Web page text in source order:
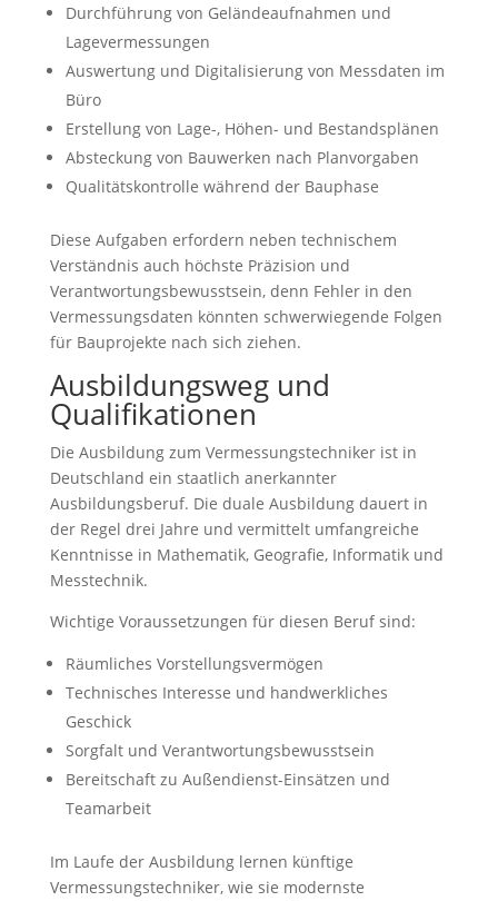
Durchführung von Geländeaufnahmen und
Lagevermessungen
Auswertung und Digitalisierung von Messdaten im
Büro
Erstellung von Lage-, Höhen- und Bestandsplänen
Absteckung von Bauwerken nach Planvorgaben
Qualitätskontrolle während der Bauphase
Diese Aufgaben erfordern neben technischem
Verständnis auch höchste Präzision und
Verantwortungsbewusstsein, denn Fehler in den
Vermessungsdaten könnten schwerwiegende Folgen
für Bauprojekte nach sich ziehen.
Ausbildungsweg und
Qualifikationen
Die Ausbildung zum Vermessungstechniker ist in
Deutschland ein staatlich anerkannter
Ausbildungsberuf. Die duale Ausbildung dauert in
der Regel drei Jahre und vermittelt umfangreiche
Kenntnisse in Mathematik, Geografie, Informatik und
Messtechnik.
Wichtige Voraussetzungen für diesen Beruf sind:
Räumliches Vorstellungsvermögen
Technisches Interesse und handwerkliches
Geschick
Sorgfalt und Verantwortungsbewusstsein
Bereitschaft zu Außendienst-Einsätzen und
Teamarbeit
Im Laufe der Ausbildung lernen künftige
Vermessungstechniker, wie sie modernste